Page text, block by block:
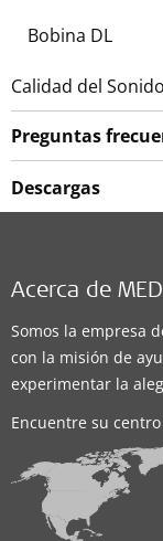
Bobina DL
Calidad del Sonido
Preguntas
Descargas
Acerca de
Somos la empresa
con la misión de
experimentar la
Encuentre su centro